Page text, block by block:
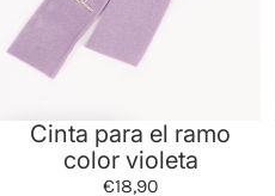
Cinta para el ramo
color violeta
€18,90